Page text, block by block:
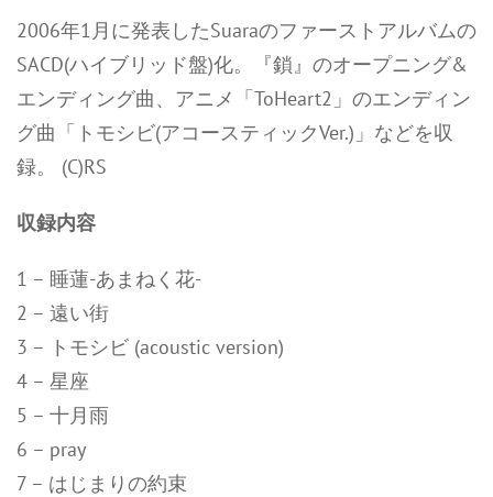
2006年1月に発表したSuaraのファーストアルバムの
SACD(ハイブリッド盤)化。『鎖』のオープニング&
エンディング曲、アニメ「ToHeart2」のエンディン
グ曲「トモシビ(アコースティックVer.)」などを収
録。 (C)RS
収録内容
1 – 睡蓮-あまねく花-
2 – 遠い街
3 – トモシビ (acoustic version)
4 – 星座
5 – 十月雨
6 – pray
7 – はじまりの約束